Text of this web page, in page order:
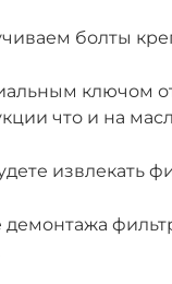
болты
ключом
что и на
извлекать
демонтажа